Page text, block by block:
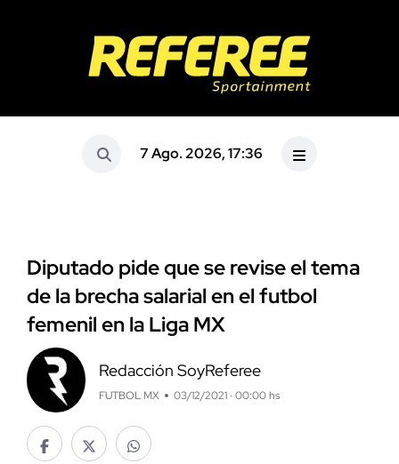
7 Ago. 2026, 17:36
Diputado pide que se revise el tema
de la brecha salarial en el futbol
femenil en la Liga MX
Redacción SoyReferee
FUTBOL MX 03/12/2021 · 00:00 hs